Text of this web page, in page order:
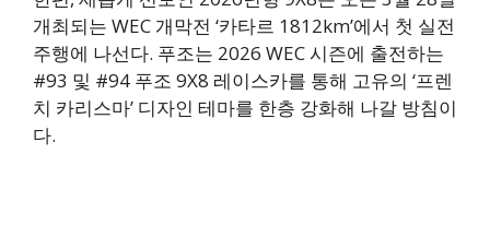
개최되는 WEC 개막전 ‘카타르 1812km’에서 첫 실전
주행에 나선다. 푸조는 2026 WEC 시즌에 출전하는
#93 및 #94 푸조 9X8 레이스카를 통해 고유의 ‘프렌
치 카리스마’ 디자인 테마를 한층 강화해 나갈 방침이
다.